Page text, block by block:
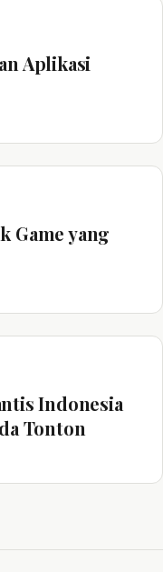
Aplikasi
Game yang
Indonesia
Tonton